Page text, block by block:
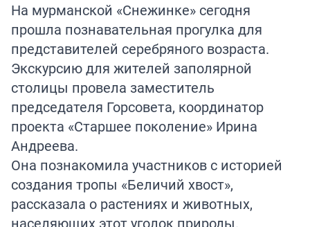
На мурманской «Снежинке» сегодня
прошла познавательная прогулка для
представителей серебряного возраста.
Экскурсию для жителей заполярной
столицы провела заместитель
председателя Горсовета, координатор
проекта «Старшее поколение» Ирина
Андреева.
Она познакомила участников с историей
создания тропы «Беличий хвост»,
рассказала о растениях и животных,
населяющих этот уголок природы.